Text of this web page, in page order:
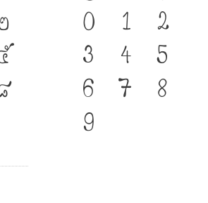
0
1
2
3
4
5
6
7
8
9